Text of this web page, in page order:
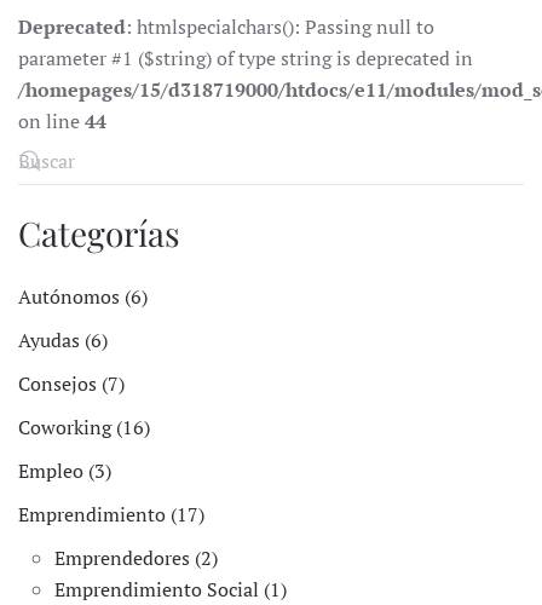
Deprecated: htmlspecialchars(): Passing null to
parameter #1 ($string) of type string is deprecated in
/homepages/15/d318719000/htdocs/e11/modules/
on line44
Categorías
Autónomos (6)
Ayudas (6)
Consejos (7)
Coworking (16)
Empleo (3)
Emprendimiento (17)
Emprendedores (2)
Emprendimiento Social (1)